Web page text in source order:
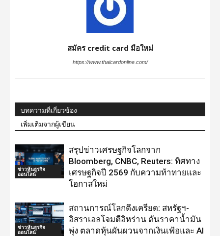
สมัคร credit card มือใหม่
https://www.thaicardonline.com/
บทความที่เกี่ยวข้อง
เพิ่มเติมจากผู้เขียน
ข่าวหุ้นธุรกิจ
ออนไลน์
สรุปข่าวเศรษฐกิจโลกจาก
Bloomberg, CNBC, Reuters: ทิศทาง
เศรษฐกิจปี 2569 กับความท้าทายและ
โอกาสใหม่
ข่าวหุ้นธุรกิจ
ออนไลน์
สถานการณ์โลกตึงเครียด: สหรัฐฯ-
อิสราเอลโจมตีอิหร่าน ดันราคาน้ำมัน
พุ่ง ตลาดหุ้นผันผวนจากเงินเฟ้อและ AI